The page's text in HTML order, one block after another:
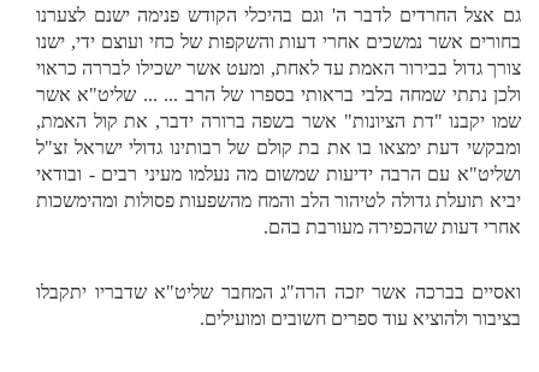
גם אצל החרדים לדבר ה' וגם בהיכלי הקודש פנימה ישנם לצערנו
בחורים אשר נמשכים אחרי דעות והשקפות של כחי ועוצם ידי, ישנו
צורך גדול בבירור האמת עד לאחת, ומעט אשר ישכילו לבררה כראוי
ולכן נתתי שמחה בלבי בראותי בספרו של הרב ... ... שליט"א אשר
שמו יקבנו "דת הציונות" אשר בשפה ברורה ידבר, את קול האמת,
ומבקשי דעת ימצאו בו את בת קולם של רבותינו גדולי ישראל זצ"ל
ושליט"א עם הרבה ידיעות שמשום מה נעלמו מעיני רבים - ובודאי
יביא תועלת גדולה לטיהור הלב והמח מהשפעות פסולות ומהימשכות
אחרי דעות שהכפירה מעורבת בהם.
ואסיים בברכה אשר יזכה הרה"ג המחבר שליט"א שדבריו יתקבלו
בציבור ולהוציא עוד ספרים חשובים ומועילים.